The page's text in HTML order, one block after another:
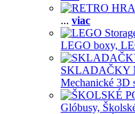
... viac
LEGO boxy,
SKLADAČKY
Mechanické 3D
Glóbusy,